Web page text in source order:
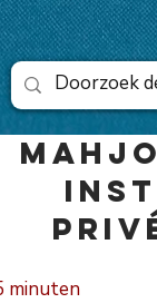
minuten